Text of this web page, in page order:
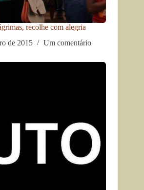
recolhe com alegria
de 2015
Um comentário